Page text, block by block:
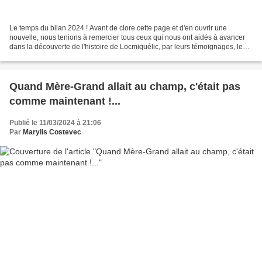
Le temps du bilan 2024 ! Avant de clore cette page et d'en ouvrir une
nouvelle, nous tenions à remercier tous ceux qui nous ont aidés à avancer
dans la découverte de l'histoire de Locmiquélic, par leurs témoignages, leur
Quand Mère-Grand allait au champ, c'était pas
comme maintenant !...
Publié le 11/03/2024 à 21:06
Par Marylis Costevec